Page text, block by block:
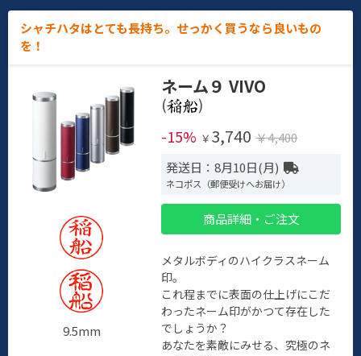
シャチハタはとても長持ち。せっかく買うなら良いもの
を！
9.5mm
ネーム９ VIVO
(
)
-15% ￥ 3,740 ￥4,400
発送日：8月10日(月)
ネコポス（郵便受けへお届け）
商品詳細・ご注文
メタルボディのハイクラスネーム
印。
これ程までに表面の仕上げにこだ
わったネーム印がかつて存在した
でしょうか？
あなたを素敵にみせる、究極のネ